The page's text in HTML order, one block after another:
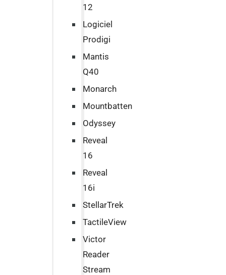
12
Logiciel
Prodigi
Mantis
Q40
Monarch
Mountbatten
Odyssey
Reveal
16
Reveal
16i
StellarTrek
TactileView
Victor
Reader
Stream